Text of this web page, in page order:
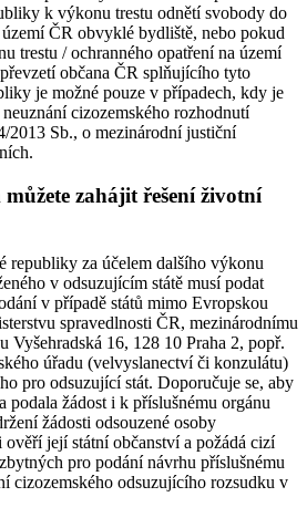
k výkonu trestu odnětí svobody do
ČR obvyklé bydliště, nebo pokud
trestu / ochranného opatření na území
občana ČR splňujícího tyto
je možné pouze v případech, kdy je
cizozemského rozhodnutí
2013 Sb., o mezinárodní justiční
zahájit řešení životní
republiky za účelem dalšího výkonu
v odsuzujícím státě musí podat
v případě států mimo Evropskou
spravedlnosti ČR, mezinárodnímu
Vyšehradská 16, 128 10 Praha 2, popř.
úřadu (velvyslanectví či konzulátu)
pro odsuzující stát. Doporučuje se, aby
podala žádost i k příslušnému orgánu
žádosti odsouzené osoby
její státní občanství a požádá cizí
pro podání návrhu příslušnému
cizozemského odsuzujícího rozsudku v